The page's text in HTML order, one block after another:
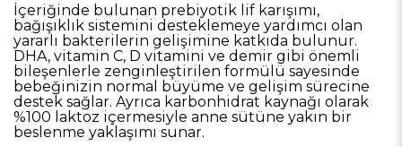
İçeriğinde bulunan prebiyotik lif karışımı,
bağışıklık sistemini desteklemeye yardımcı olan
yararlı bakterilerin gelişimine katkıda bulunur.
DHA, vitamin C, D vitamini ve demir gibi önemli
bileşenlerle zenginleştirilen formülü sayesinde
bebeğinizin normal büyüme ve gelişim sürecine
destek sağlar. Ayrıca karbonhidrat kaynağı olarak
%100 laktoz içermesiyle anne sütüne yakın bir
beslenme yaklaşımı sunar.